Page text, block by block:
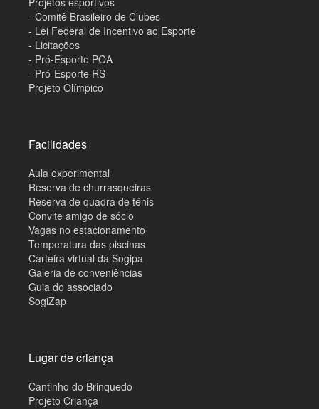
- Comitê Brasileiro de Clubes
- Lei Federal de Incentivo ao Esporte
- Licitações
- Pró-Esporte POA
- Pró-Esporte RS
Projeto Olímpico
Facilidades
Aula experimental
Reserva de churrasqueiras
Reserva de quadra de tênis
Convite amigo de sócio
Vagas no estacionamento
Temperatura das piscinas
Carteira virtual da Sogipa
Galeria de conveniências
Guia do associado
SogiZap
Lugar de criança
Cantinho do Brinquedo
Projeto Criança